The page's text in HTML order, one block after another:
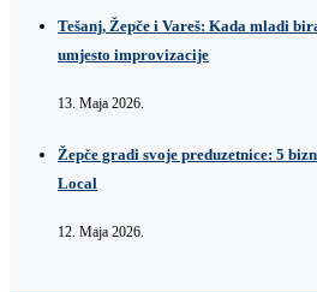
Tešanj, Žepče i Vareš: Kada mladi
umjesto improvizacije
13. Maja 2026.
Žepče gradi svoje preduzetnice: 5
Local
12. Maja 2026.